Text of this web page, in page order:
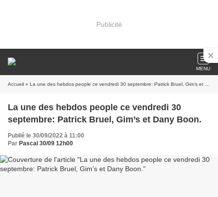
Publicité
MENU
Accueil » La une des hebdos people ce vendredi 30 septembre: Patrick Bruel, Gim’s et Dany Boon.
La une des hebdos people ce vendredi 30
septembre: Patrick Bruel, Gim’s et Dany Boon.
Publié le 30/09/2022 à 11:00
Par Pascal 30/09 12h00